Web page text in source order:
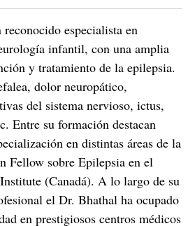
especialista en
infantil, con una amplia
y tratamiento de la epilepsia.
dolor neuropático,
del sistema nervioso, ictus,
Entre su formación destacan
en distintas áreas de la
Fellow sobre Epilepsia en el
(Canadá). A lo largo de su
el Dr. Bhathal ha ocupado
en prestigiosos centros médicos